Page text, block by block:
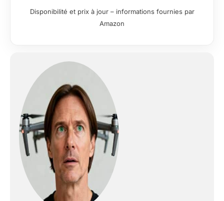
spécialement conçu pour la
photographie de voyage et est équipé
kg, ce qui en fait un bon compagnon
pour les prises de vue en extérieur. Tête
pivotante et inclinable : la tête fluide
dispose d'un amortissement fixe pour
une expérience d'utilisation fluide, et
cette tête de trépied peut s'incliner à
+90°/-70° et pivoter à 360° en utilisant
la poignée pour l'enregistrement vidéo
multi-angle. Angles de prise de vue
multiples et monopode : le trépied vidéo
de voyage est équipé de verrous
d'angle à réglage rapide qui offrent trois
options d'angle (23°/55°/85°) pour
Disponibilité et prix à jour – informations fournies par
Amazon